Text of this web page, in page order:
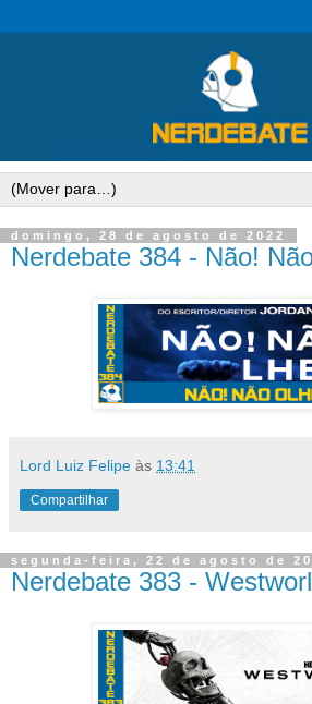
domingo, 28 de agosto de 2022
Nerdebate 384 - Não!
Lord Luiz Felipe às 13:41
Compartilhar
segunda-feira, 22 de agosto de
Nerdebate 383 -